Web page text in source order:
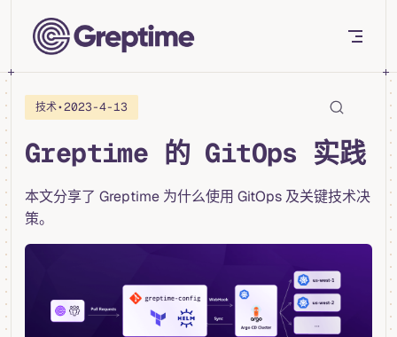
Skip to content
技术•2023-4-13
Greptime 的 GitOps 实践
本文分享了 Greptime 为什么使用 GitOps 及关键技术决
策。